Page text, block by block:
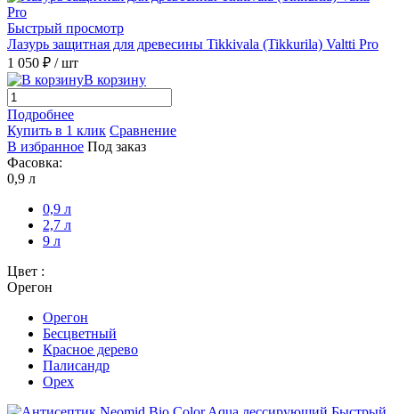
Быстрый просмотр
Лазурь защитная для древесины Tikkivala (Tikkurila) Valtti Pro
1 050 ₽ / шт
В корзину
Подробнее
Купить в 1 клик Сравнение
В избранное Под заказ
Фасовка:
0,9 л
0,9 л
2,7 л
9 л
Цвет :
Орегон
Орегон
Бесцветный
Красное дерево
Палисандр
Орех